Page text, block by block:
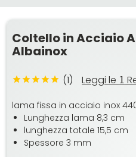
Coltello in Acciaio
Albainox
(1) Leggi le 1
lama fissa in acciaio inox
Lunghezza lama 8,3 cm
lunghezza totale 15,5 cm
Spessore 3 mm